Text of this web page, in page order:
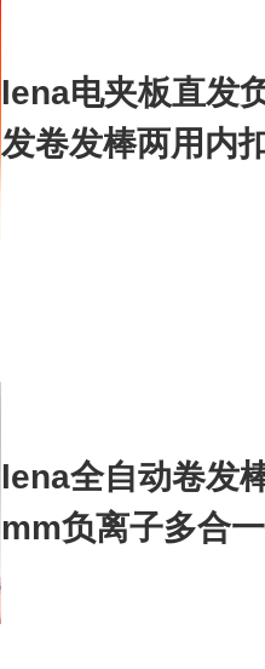
lena电夹板直发
发卷发棒两用内
lena全自动卷发
mm负离子多合